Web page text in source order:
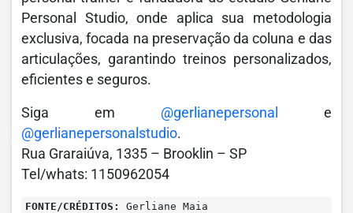
Personal Studio, onde aplica sua metodologia
exclusiva, focada na preservação da coluna e das
articulações, garantindo treinos personalizados,
eficientes e seguros.
Siga em @gerlianepersonal
e
@gerlianepersonalstudio.
Rua Graraiúva, 1335 – Brooklin – SP
Tel/whats: 1150962054
FONTE/CRÉDITOS: Gerliane Maia